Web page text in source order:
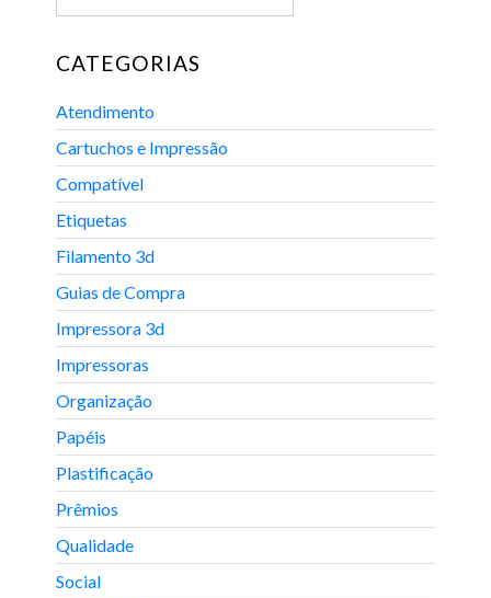
CATEGORIAS
Atendimento
Cartuchos e Impressão
Compatível
Etiquetas
Filamento 3d
Guias de Compra
Impressora 3d
Impressoras
Organização
Papéis
Plastificação
Prêmios
Qualidade
Social